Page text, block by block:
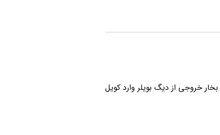
خروجی از دیگ بویلر وارد کویل